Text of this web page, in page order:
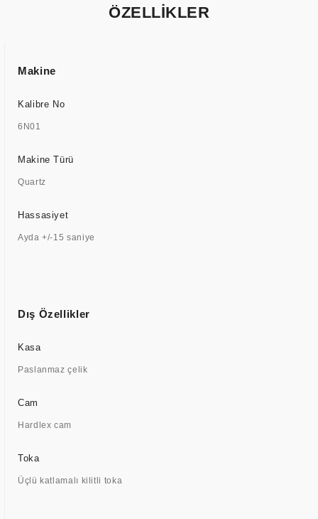
ÖZELLİKLER
Makine
Kalibre No
6N01
Makine Türü
Quartz
Hassasiyet
Ayda +/-15 saniye
Dış Özellikler
Kasa
Paslanmaz çelik
Cam
Hardlex cam
Toka
Üçlü katlamalı kilitli toka